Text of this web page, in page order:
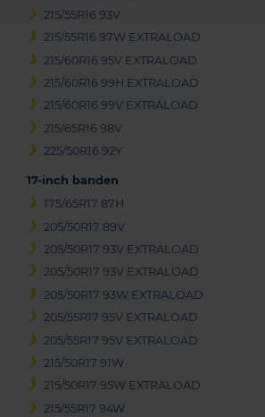
215/55R16 93V
215/55R16 97W EXTRALOAD
215/60R16 95V EXTRALOAD
215/60R16 99H EXTRALOAD
215/60R16 99V EXTRALOAD
215/65R16 98V
225/50R16 92Y
17-inch banden
175/65R17 87H
205/50R17 89V
205/50R17 93V EXTRALOAD
205/50R17 93V EXTRALOAD
205/50R17 93W EXTRALOAD
205/55R17 95V EXTRALOAD
205/55R17 95V EXTRALOAD
215/50R17 91W
215/50R17 95W EXTRALOAD
215/55R17 94W